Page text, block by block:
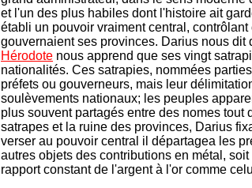
et l'un des plus habiles dont l'histoire ait
établi un pouvoir vraiment central,
gouvernaient ses provinces. Darius nous dit
Hérodote nous apprend que ses vingt
nationalités. Ces satrapies, nommées
préfets ou gouverneurs, mais leur
soulèvements nationaux; les peuples
plus souvent partagés entre des nomes
satrapes et la ruine des provinces, Darius
verser au pouvoir central il départagea les
autres objets des contributions en métal,
rapport constant de l'argent à l'or comme